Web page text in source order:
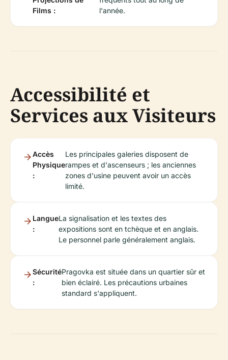
Films :
l'année.
Accessibilité et
Services aux Visiteurs
Accès
Physique
:
Les principales galeries disposent de
rampes et d'ascenseurs ; les anciennes
zones d'usine peuvent avoir un accès
limité.
Langue
:
La signalisation et les textes des
expositions sont en tchèque et en anglais.
Le personnel parle généralement anglais.
Sécurité
:
Pragovka est située dans un quartier sûr et
bien éclairé. Les précautions urbaines
standard s'appliquent.